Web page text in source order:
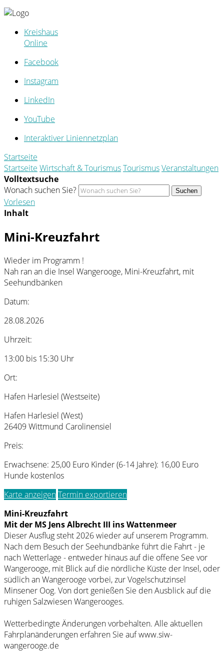
Kreishaus
Online
Facebook
Instagram
LinkedIn
YouTube
Interaktiver Liniennetzplan
Startseite
Startseite Wirtschaft & TourismusTourismusVeranstaltungen
Volltextsuche
Wonach suchen Sie?
Suchen
Vorlesen
Inhalt
Mini-Kreuzfahrt
Wieder im Programm !
Nah ran an die Insel Wangerooge, Mini-Kreuzfahrt, mit
Seehundbänken
Datum:
28.08.2026
Uhrzeit:
13:00 bis 15:30 Uhr
Ort:
Hafen Harlesiel (Westseite)
Hafen Harlesiel (West)
26409 Wittmund Carolinensiel
Preis:
Erwachsene: 25,00 Euro Kinder (6-14 Jahre): 16,00 Euro
Hunde kostenlos
Karte anzeigenTermin exportieren
Mini-Kreuzfahrt
Mit der MS Jens Albrecht III ins Wattenmeer
Dieser Ausflug steht 2026 wieder auf unserem Programm.
Nach dem Besuch der Seehundbänke führt die Fahrt - je
nach Wetterlage - entweder hinaus auf die offene See vor
Wangerooge, mit Blick auf die nördliche Küste der Insel, oder
südlich an Wangerooge vorbei, zur Vogelschutzinsel
Minsener Oog. Von dort genießen Sie den Ausblick auf die
ruhigen Salzwiesen Wangerooges.
Wetterbedingte Änderungen vorbehalten. Alle aktuellen
Fahrplanänderungen erfahren Sie auf www.siw-
wangerooge.de